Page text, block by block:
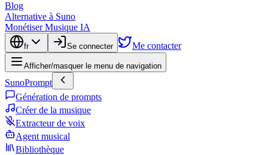
Blog
Alternative à Suno
Monétiser Musique IA
fr Se connecter Me contacter
Afficher/masquer le menu de navigation
SunoPrompt
Génération de prompts
Créer de la musique
Extracteur de voix
Agent musical
Bibliothèque